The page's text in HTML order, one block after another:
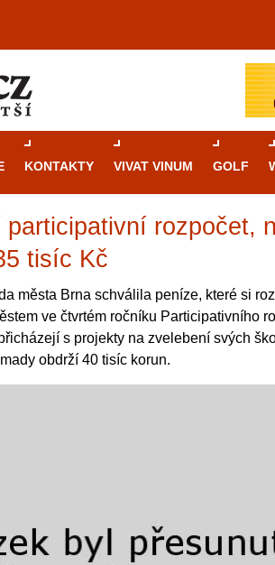
KONTAKTY VIVAT VINUM GOLF
rozpočet,
tisíc Kč
města Brna schválila peníze, které si
ve čtvrtém ročníku Participativního
s projekty na zvelebení svých
obdrží 40 tisíc korun.
Průvodcekasinovými hrami
rulety po video automaty
Brno je městem známým pro
restaurace, divadla a univerzity.
místem, kde si můžete legálně a
různé kasinové hry. V neustále
metropoli naleznete širokou